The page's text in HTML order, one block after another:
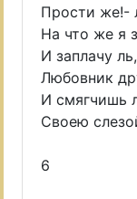
Прости же!-
На что же я
И заплачу
Любовник
И смягчишь
Своею
6